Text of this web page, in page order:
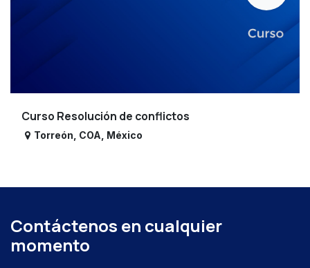
Curso Resolución de conflictos
Torreón COA México
Contáctenos en cualquier
momento